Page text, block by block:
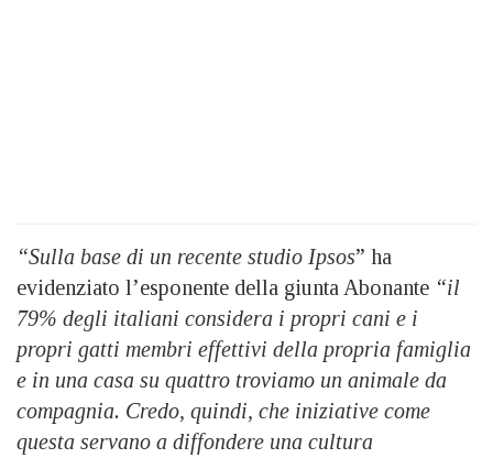
“Sulla base di un recente studio Ipsos” ha
evidenziato l’esponente della giunta Abonante “il
79% degli italiani considera i propri cani e i
propri gatti membri effettivi della propria famiglia
e in una casa su quattro troviamo un animale da
compagnia. Credo, quindi, che iniziative come
questa servano a diffondere una cultura